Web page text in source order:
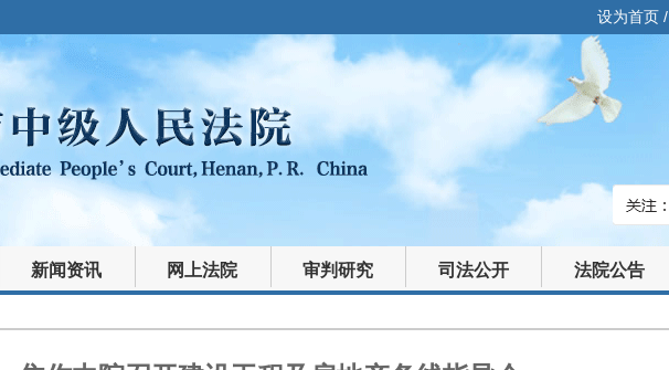
设为首页/
新闻资讯 网上法院 审判研究 司法公开 法院公告